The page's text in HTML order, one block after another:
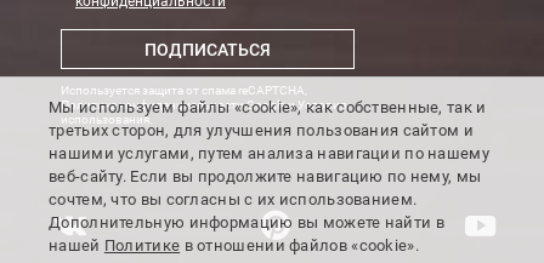
Транспортные компании
Мы можем отправить ваш заказ транспортной компанией в
Доставка до ТК от 7000 руб. БЕСПЛАТНО.
При заказе менее 7000 руб. стоимость доставки до ТК 750 руб.
Стоимость доставки ТК до Вашего пункта назначения Вы
Подробнее обоплате и доставке
ПОДПИСАТЬСЯ
Используется защита от спама reCAPTCHA,
Политика конфиденциальности GoogleиУсловия
использования
Мы используем файлы «cookie», как собственные, так и
третьих сторон, для улучшения пользования сайтом и
нашими услугами, путем анализа навигации по нашему
веб-сайту. Если вы продолжите навигацию по нему, мы
сочтем, что вы согласны с их использованием.
Дополнительную информацию вы можете найти в
нашей Политике в отношении файлов «cookie».